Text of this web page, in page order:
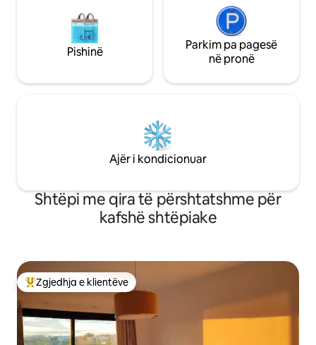
Pishinë
Parkim pa pagesë
në pronë
Ajër i kondicionuar
Shtëpi me qira të përshtatshme për
kafshë shtëpiake
Më të mirat e zgjedhjeve të klientëve
Zgjedhja e klientëve